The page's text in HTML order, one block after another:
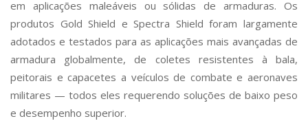
em aplicações maleáveis ou sólidas de armaduras. Os
produtos Gold Shield e Spectra Shield foram largamente
adotados e testados para as aplicações mais avançadas de
armadura globalmente, de coletes resistentes à bala,
peitorais e capacetes a veículos de combate e aeronaves
militares — todos eles requerendo soluções de baixo peso
e desempenho superior.